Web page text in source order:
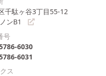
千駄ヶ谷3丁目55-12
ンB1
号
6030
6031
ス